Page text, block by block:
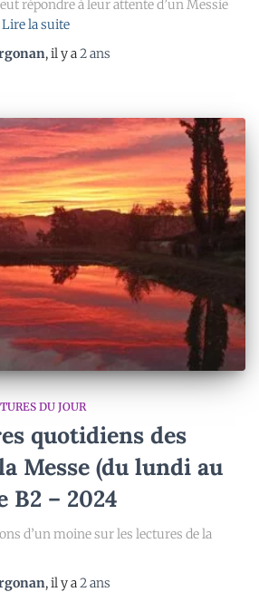
répondre à leur attente d’un Messie
Lire la suite
, il y a2 ans
DU JOUR
quotidiens des
Messe (du lundi au
B2 – 2024
d’un moine sur les lectures de la
, il y a2 ans